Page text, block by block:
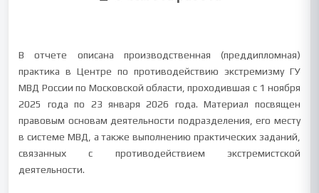
В отчете описана производственная (преддипломная)
практика в Центре по противодействию экстремизму ГУ
МВД России по Московской области, проходившая с 1 ноября
2025 года по 23 января 2026 года. Материал посвящен
правовым основам деятельности подразделения, его месту
в системе МВД, а также выполнению практических заданий,
связанных с противодействием экстремистской
деятельности.